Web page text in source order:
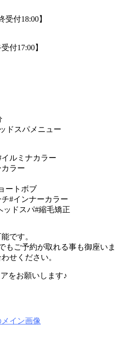
受付18:00】
付17:00】
ドスパメニュー
ルミナカラー
ラー
ートボブ
#インナーカラー
ッドスパ#縮毛矯正
です。
ご予約が取れる事も御座いま
せください。
をお願いします♪